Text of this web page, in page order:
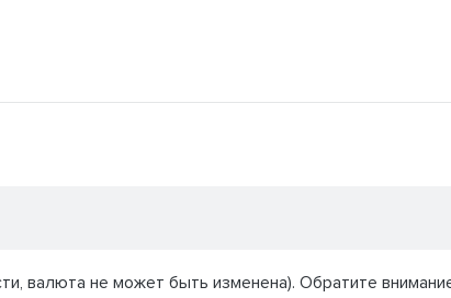
валюта не может быть изменена). Обратите